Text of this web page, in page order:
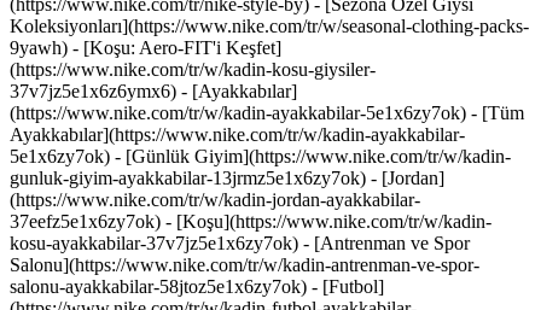
(https://www.nike.com/tr/nike-style-by) - [Sezona Özel Giysi
Koleksiyonları](https://www.nike.com/tr/w/seasonal-clothing-packs-
9yawh) - [Koşu: Aero-FIT'i Keşfet]
(https://www.nike.com/tr/w/kadin-kosu-giysiler-
37v7jz5e1x6z6ymx6) - [Ayakkabılar]
(https://www.nike.com/tr/w/kadin-ayakkabilar-5e1x6zy7ok) - [Tüm
Ayakkabılar](https://www.nike.com/tr/w/kadin-ayakkabilar-
5e1x6zy7ok) - [Günlük Giyim](https://www.nike.com/tr/w/kadin-
gunluk-giyim-ayakkabilar-13jrmz5e1x6zy7ok) - [Jordan]
(https://www.nike.com/tr/w/kadin-jordan-ayakkabilar-
37eefz5e1x6zy7ok) - [Koşu](https://www.nike.com/tr/w/kadin-
kosu-ayakkabilar-37v7jz5e1x6zy7ok) - [Antrenman ve Spor
Salonu](https://www.nike.com/tr/w/kadin-antrenman-ve-spor-
salonu-ayakkabilar-58jtoz5e1x6zy7ok) - [Futbol]